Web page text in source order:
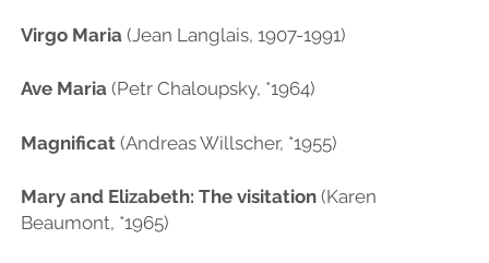
Virgo Maria(Jean Langlais, 1907-1991)
Ave Maria(Petr Chaloupsky, *1964)
Magnificat (Andreas Willscher, *1955)
Mary and Elizabeth: The visitation(Karen
Beaumont, *1965)